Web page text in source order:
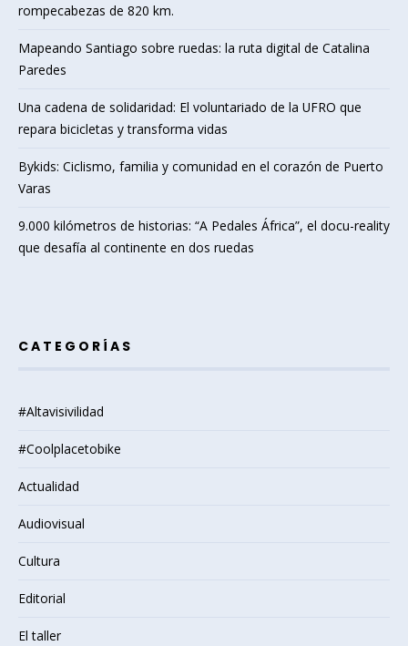
rompecabezas de 820 km.
Mapeando Santiago sobre ruedas: la ruta digital de Catalina
Paredes
Una cadena de solidaridad: El voluntariado de la UFRO que
repara bicicletas y transforma vidas
Bykids: Ciclismo, familia y comunidad en el corazón de Puerto
Varas
9.000 kilómetros de historias: “A Pedales África”, el docu-reality
que desafía al continente en dos ruedas
CATEGORÍAS
#Altavisivilidad
#Coolplacetobike
Actualidad
Audiovisual
Cultura
Editorial
El taller